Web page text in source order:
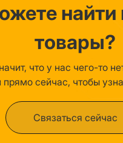
товары?
что у нас чего-то
прямо сейчас, чтобы
Связаться сейчас